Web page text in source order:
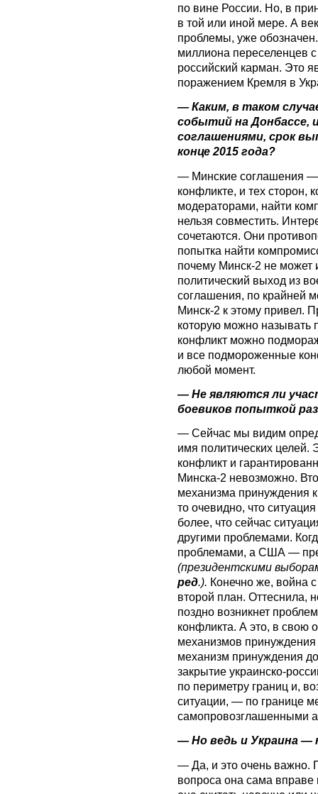
по вине России. Но, в
в той или иной мере. А
проблемы, уже
миллиона переселенцев
российский карман. Это
поражением Кремля в
— Каким, в таком
событий на Донбассе,
соглашениями, срок
конце 2015 года?
— Минские соглашения —
конфликте, и тех сторон,
модераторами, найти
нельзя совместить.
сочетаются. Они
попытка найти
почему Минск-2 не может
политический выход из
соглашения, по крайней
Минск-2 к этому привел.
которую можно
конфликт можно
и все подмороженные
любой момент.
— Не являются ли
боевиков попыткой
— Сейчас мы видим
имя политических
конфликт и
Минска-2 невозможно.
механизма принуждения
то очевидно, что
более, что сейчас
другими проблемами.
проблемами, а США —
(президентскими
ред.). Конечно же, война
второй план. Оттеснила,
поздно возникнет
конфликта. А это, в свою
механизмов
механизм принуждения
закрытие украинско-
по периметру границ и,
ситуации, — по границе
самопровозглашенными
— Но ведь и Украина —
— Да, и это очень важно.
вопроса она сама